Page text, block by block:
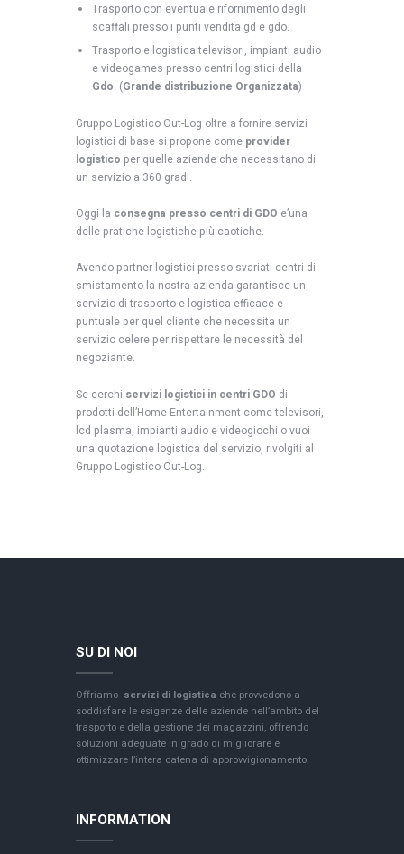
Trasporto con eventuale rifornimento degli
scaffali presso i punti vendita gd e gdo.
Trasporto e logistica televisori, impianti audio
e videogames presso centri logistici della
Gdo. (Grande distribuzione Organizzata)
Gruppo Logistico Out-Log oltre a fornire servizi
logistici di base si propone come provider
logistico per quelle aziende che necessitano di
un servizio a 360 gradi.
Oggi la consegna presso centri di GDO e’una
delle pratiche logistiche più caotiche.
Avendo partner logistici presso svariati centri di
smistamento la nostra azienda garantisce un
servizio di trasporto e logistica efficace e
puntuale per quel cliente che necessita un
servizio celere per rispettare le necessità del
negoziante.
Se cerchi servizi logistici in centri GDO di
prodotti dell’Home Entertainment come televisori,
lcd plasma, impianti audio e videogiochi o vuoi
una quotazione logistica del servizio, rivolgiti al
Gruppo Logistico Out-Log.
SU DI NOI
Offriamo servizi di logistica che provvedono a
soddisfare le esigenze delle aziende nell’ambito del
trasporto e della gestione dei magazzini, offrendo
soluzioni adeguate in grado di migliorare e
ottimizzare l’intera catena di approvvigionamento.
INFORMATION